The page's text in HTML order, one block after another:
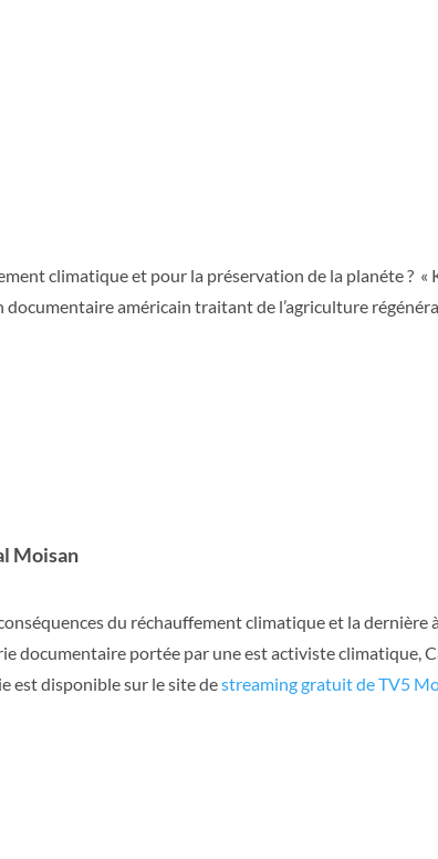
climatique et pour la préservation de la planéte ? «
documentaire américain traitant de l’agriculture
Moisan
du réchauffement climatique et la dernière
documentaire portée par une est activiste climatique,
est disponible sur le site destreaming gratuit de TV5